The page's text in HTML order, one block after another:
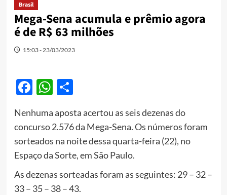
Brasil
Mega-Sena acumula e prêmio agora
é de R$ 63 milhões
15:03 - 23/03/2023
Facebook
WhatsApp
Share
Nenhuma aposta acertou as seis dezenas do
concurso 2.576 da Mega-Sena. Os números foram
sorteados na noite dessa quarta-feira (22), no
Espaço da Sorte, em São Paulo.
As dezenas sorteadas foram as seguintes: 29 – 32 –
33 – 35 – 38 – 43.